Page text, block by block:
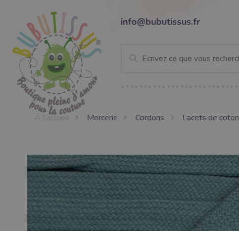
info@bubutissus.fr
À l'accueil Mercerie Cordons Lacets de coton